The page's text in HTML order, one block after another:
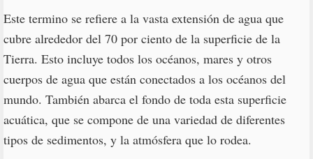
Este termino se refiere a la vasta extensión de agua que
cubre alrededor del 70 por ciento de la superficie de la
Tierra. Esto incluye todos los océanos, mares y otros
cuerpos de agua que están conectados a los océanos del
mundo. También abarca el fondo de toda esta superficie
acuática, que se compone de una variedad de diferentes
tipos de sedimentos, y la atmósfera que lo rodea.